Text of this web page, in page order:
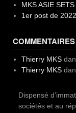
MKS ASIE SETS
1er post de 2022
Thierry MKS
Thierry MKS
Dispensé
sociétés et au